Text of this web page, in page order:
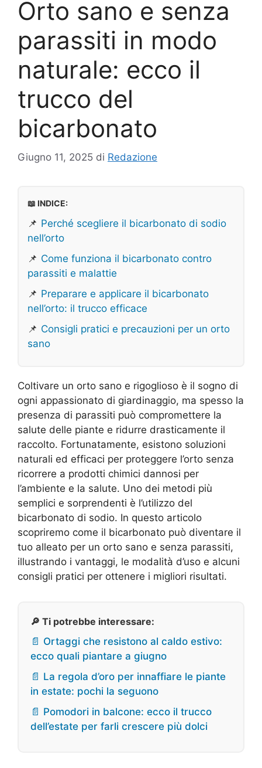
Orto sano e senza
parassiti in modo
naturale: ecco il
trucco del
bicarbonato
Giugno 11, 2025 di Redazione
📖 INDICE:
📌 Perché scegliere il bicarbonato di sodio
nell’orto
📌 Come funziona il bicarbonato contro
parassiti e malattie
📌 Preparare e applicare il bicarbonato
nell’orto: il trucco efficace
📌 Consigli pratici e precauzioni per un orto
sano
Coltivare un orto sano e rigoglioso è il sogno di
ogni appassionato di giardinaggio, ma spesso la
presenza di parassiti può compromettere la
salute delle piante e ridurre drasticamente il
raccolto. Fortunatamente, esistono soluzioni
naturali ed efficaci per proteggere l’orto senza
ricorrere a prodotti chimici dannosi per
l’ambiente e la salute. Uno dei metodi più
semplici e sorprendenti è l’utilizzo del
bicarbonato di sodio. In questo articolo
scopriremo come il bicarbonato può diventare il
tuo alleato per un orto sano e senza parassiti,
illustrando i vantaggi, le modalità d’uso e alcuni
consigli pratici per ottenere i migliori risultati.
🔎 Ti potrebbe interessare:
📄 Ortaggi che resistono al caldo estivo:
ecco quali piantare a giugno
📄 La regola d’oro per innaffiare le piante
in estate: pochi la seguono
📄 Pomodori in balcone: ecco il trucco
dell’estate per farli crescere più dolci